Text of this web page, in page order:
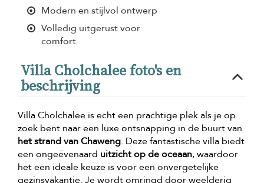
Modern en stijlvol ontwerp
Volledig uitgerust voor
comfort
Villa Cholchalee foto's en
beschrijving
Villa Cholchalee is echt een prachtige plek als je op
zoek bent naar een luxe ontsnapping in de buurt van
het strand van Chaweng. Deze fantastische villa biedt
een ongeëvenaard uitzicht op de oceaan, waardoor
het een ideale keuze is voor een onvergetelijke
gezinsvakantie. Je wordt omringd door weelderig